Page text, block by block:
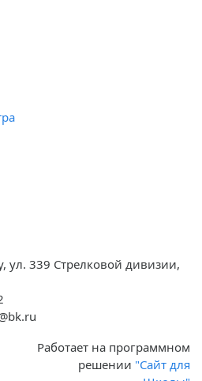
ул. 339 Стрелковой дивизии,
Работает на программном
решении "Сайт для